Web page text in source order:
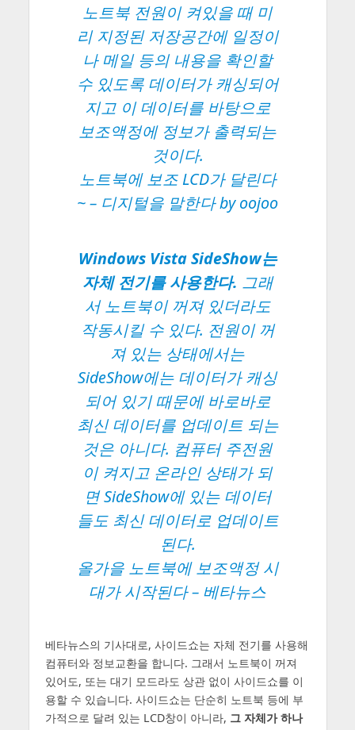
노트북 전원이 켜있을 때 미
리 지정된 저장공간에 일정이
나 메일 등의 내용을 확인할
수 있도록 데이터가 캐싱되어
지고 이 데이터를 바탕으로
보조액정에 정보가 출력되는
것이다.
노트북에 보조 LCD가 달린다
~– 디지털을 말한다 by oojoo
Windows Vista SideShow는
자체 전기를 사용한다. 그래
서 노트북이 꺼져 있더라도
작동시킬 수 있다. 전원이 꺼
져 있는 상태에서는
SideShow에는 데이터가 캐싱
되어 있기 때문에 바로바로
최신 데이터를 업데이트 되는
것은 아니다. 컴퓨터 주전원
이 켜지고 온라인 상태가 되
면 SideShow에 있는 데이터
들도 최신 데이터로 업데이트
된다.
올가을 노트북에 보조액정 시
대가 시작된다– 베타뉴스
베타뉴스의 기사대로, 사이드쇼는 자체 전기를 사용해
컴퓨터와 정보교환을 합니다. 그래서 노트북이 꺼져
있어도, 또는 대기 모드라도 상관 없이 사이드쇼를 이
용할 수 있습니다. 사이드쇼는 단순히 노트북 등에 부
가적으로 달려 있는 LCD창이 아니라, 그 자체가 하나